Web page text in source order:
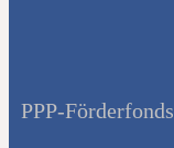
PPP-Förderfonds